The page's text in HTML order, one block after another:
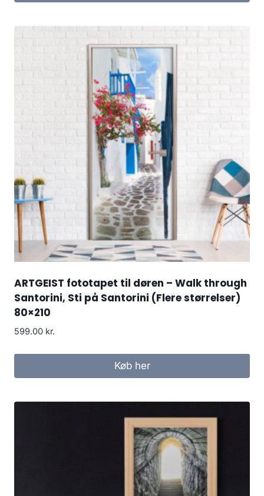
ARTGEIST fototapet til døren – Walk through
Santorini, Sti på Santorini (Flere størrelser)
80×210
599.00 kr.
Køb her